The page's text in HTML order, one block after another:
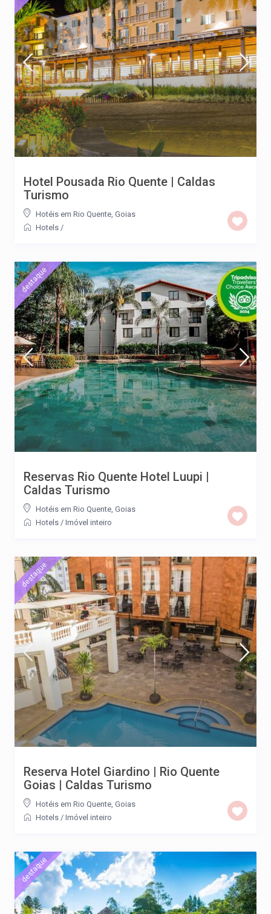
Hotel Pousada Rio Quente | Caldas
Turismo
Hotéis em Rio Quente, Goias
Hotels /
destaque
Reservas Rio Quente Hotel Luupi |
Caldas Turismo
Hotéis em Rio Quente, Goias
Hotels / Imóvel inteiro
destaque
Reserva Hotel Giardino | Rio Quente
Goias | Caldas Turismo
Hotéis em Rio Quente, Goias
Hotels / Imóvel inteiro
destaque